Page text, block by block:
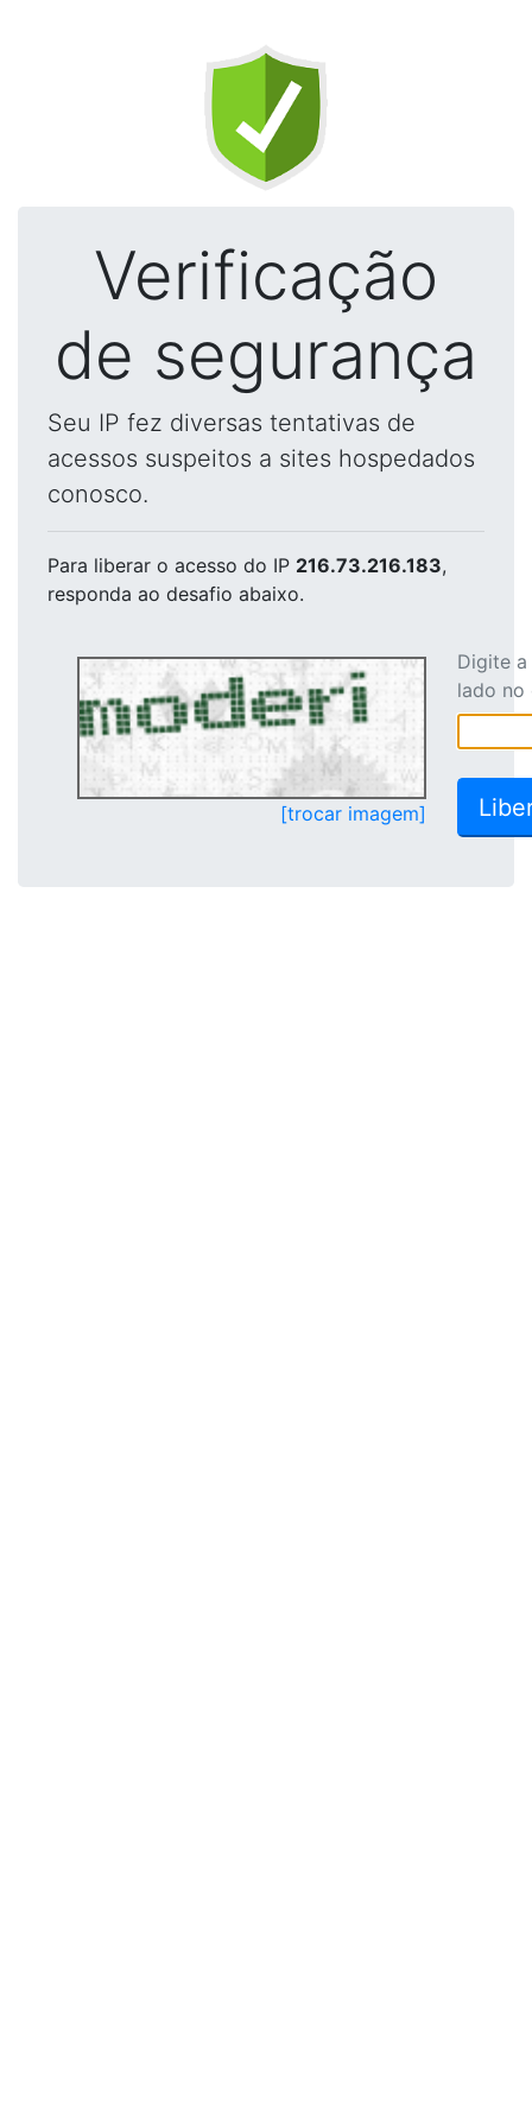
Verificação
de segurança
Seu IP fez diversas tentativas de
acessos suspeitos a sites hospedados
conosco.
Para liberar o acesso do IP 216.73.216.183,
responda ao desafio abaixo.
[trocar imagem]
Digite
lado no